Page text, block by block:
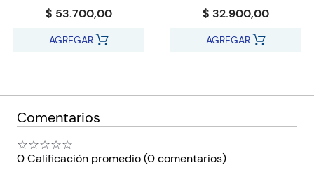
$ 53.700,00
AGREGAR
$ 32.900,00
AGREGAR
Comentarios
☆☆☆☆☆
0 Calificación promedio(0 comentarios)